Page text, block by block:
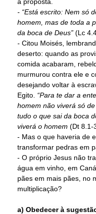
- “Está escrito: Nem só
homem, mas de toda a
da boca de Deus” (Lc
- Citou Moisés,
deserto: quando as
comida acabaram,
murmurou contra ele e
desejando voltar à
Egito. “Para te dar a
homem não viverá só
tudo o que sai da boca
viverá o homem (Dt 8.1-
- Mas o que haveria de
transformar pedras em
- O próprio Jesus não
água em vinho, em
pães em mais pães, no
multiplicação?
a) Obedecer à